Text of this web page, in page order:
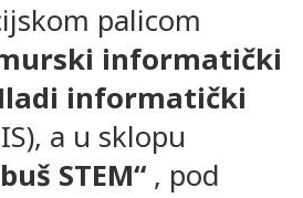
palicom
informatički
informatički
a u sklopu
STEM“ , pod